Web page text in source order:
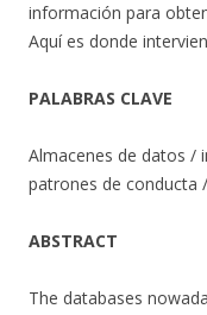
información para
Aquí es donde
PALABRAS CLAVE
Almacenes de datos
patrones de conducta
ABSTRACT
The databases